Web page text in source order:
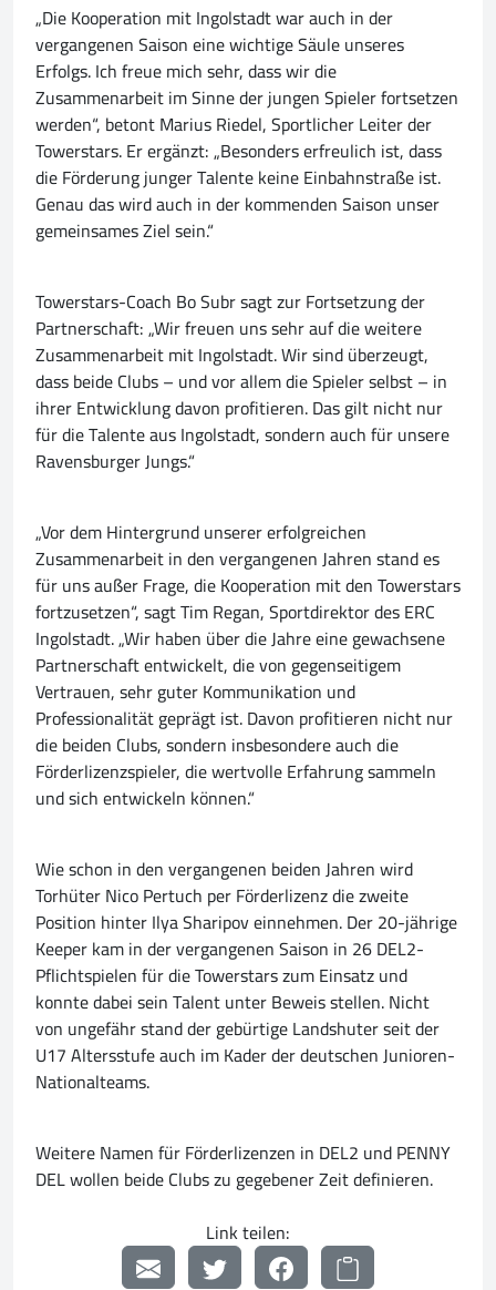
„Die Kooperation mit Ingolstadt war auch in der
vergangenen Saison eine wichtige Säule unseres
Erfolgs. Ich freue mich sehr, dass wir die
Zusammenarbeit im Sinne der jungen Spieler fortsetzen
werden“, betont Marius Riedel, Sportlicher Leiter der
Towerstars. Er ergänzt: „Besonders erfreulich ist, dass
die Förderung junger Talente keine Einbahnstraße ist.
Genau das wird auch in der kommenden Saison unser
gemeinsames Ziel sein.“
Towerstars-Coach Bo Subr sagt zur Fortsetzung der
Partnerschaft: „Wir freuen uns sehr auf die weitere
Zusammenarbeit mit Ingolstadt. Wir sind überzeugt,
dass beide Clubs – und vor allem die Spieler selbst – in
ihrer Entwicklung davon profitieren. Das gilt nicht nur
für die Talente aus Ingolstadt, sondern auch für unsere
Ravensburger Jungs.“
„Vor dem Hintergrund unserer erfolgreichen
Zusammenarbeit in den vergangenen Jahren stand es
für uns außer Frage, die Kooperation mit den Towerstars
fortzusetzen“, sagt Tim Regan, Sportdirektor des ERC
Ingolstadt. „Wir haben über die Jahre eine gewachsene
Partnerschaft entwickelt, die von gegenseitigem
Vertrauen, sehr guter Kommunikation und
Professionalität geprägt ist. Davon profitieren nicht nur
die beiden Clubs, sondern insbesondere auch die
Förderlizenzspieler, die wertvolle Erfahrung sammeln
und sich entwickeln können.“
Wie schon in den vergangenen beiden Jahren wird
Torhüter Nico Pertuch per Förderlizenz die zweite
Position hinter Ilya Sharipov einnehmen. Der 20-jährige
Keeper kam in der vergangenen Saison in 26 DEL2-
Pflichtspielen für die Towerstars zum Einsatz und
konnte dabei sein Talent unter Beweis stellen. Nicht
von ungefähr stand der gebürtige Landshuter seit der
U17 Altersstufe auch im Kader der deutschen Junioren-
Nationalteams.
Weitere Namen für Förderlizenzen in DEL2 und PENNY
DEL wollen beide Clubs zu gegebener Zeit definieren.
Link teilen: